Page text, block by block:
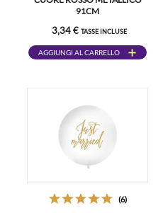
91CM
3,34 € TASSE INCLUSE
AGGIUNGI AL CARRELLO
(6)